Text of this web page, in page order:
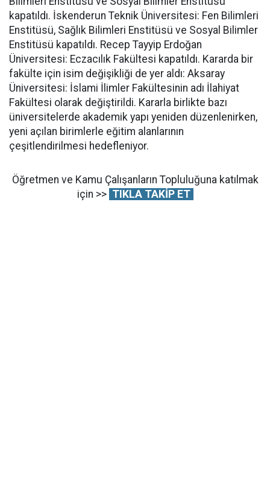
kapatıldı. İskenderun Teknik Üniversitesi: Fen Bilimleri
Enstitüsü, Sağlık Bilimleri Enstitüsü ve Sosyal Bilimler
Enstitüsü kapatıldı. Recep Tayyip Erdoğan
Üniversitesi: Eczacılık Fakültesi kapatıldı. Kararda bir
fakülte için isim değişikliği de yer aldı: Aksaray
Üniversitesi: İslami İlimler Fakültesinin adı İlahiyat
Fakültesi olarak değiştirildi. Kararla birlikte bazı
üniversitelerde akademik yapı yeniden düzenlenirken,
yeni açılan birimlerle eğitim alanlarının
çeşitlendirilmesi hedefleniyor.
Öğretmen ve Kamu Çalışanların Topluluğuna katılmak
için >> TIKLA TAKİP ET